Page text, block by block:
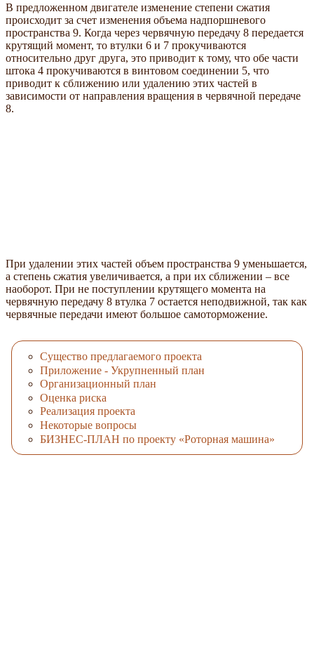
В предложенном двигателе изменение степени сжатия
происходит за счет изменения объема надпоршневого
пространства 9. Когда через червячную передачу 8 передается
крутящий момент, то втулки 6 и 7 прокучиваются
относительно друг друга, это приводит к тому, что обе части
штока 4 прокучиваются в винтовом соединении 5, что
приводит к сближению или удалению этих частей в
зависимости от направления вращения в червячной передаче
8.
При удалении этих частей объем пространства 9 уменьшается,
а степень сжатия увеличивается, а при их сближении – все
наоборот. При не поступлении крутящего момента на
червячную передачу 8 втулка 7 остается неподвижной, так как
червячные передачи имеют большое самоторможение.
Существо предлагаемого проекта
Приложение - Укрупненный план
Организационный план
Оценка риска
Реализация проекта
Некоторые вопросы
БИЗНЕС-ПЛАН по проекту «Роторная машина»